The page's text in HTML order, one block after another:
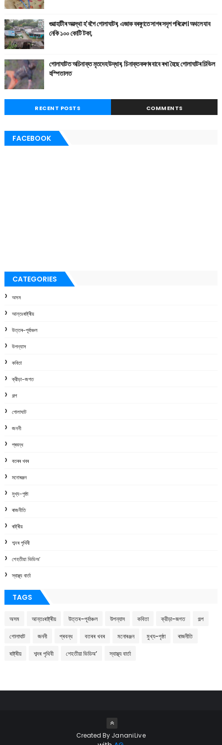
গুৱাহাটীৰ অৱস্থা হ'বগৈ গোলাঘাটৰ, এজাক বৰষুণতে সাগৰ সদৃশ পৰিৱেশ। অথলে যাব
নেকি ১০০ কোটি টকা,
গোলাঘাটত অচিনাক্ত মৃতদেহ উদ্ধাৰ, চিনাক্তকৰণৰ বাবে ৰখা হৈছে গোলাঘাটৰ চিভিল
হস্পিতালত
RECENT POSTS COMMENTS
FACEBOOK
CATEGORIES
অসম
আন্তঃৰাষ্ট্ৰীয়
উত্তৰ-পূৰ্বাঞ্চল
উপন্যাস
কবিতা
ক্রীড়া-জগত
গল্প
গোলাঘাট
জননী
প্ৰবন্ধ
বতৰৰ খবৰ
মনোৰঞ্জন
মুখ্য-পৃষ্ঠা
ৰাজনীতি
ৰাষ্ট্ৰীয়
শব্দৰ পৃথিবী
শেহতীয়া ভিডিঅ’
স্বাস্থ্য বাৰ্তা
TAGS
অসম আন্তঃৰাষ্ট্ৰীয় উত্তৰ-পূৰ্বাঞ্চল উপন্যাস কবিতা ক্রীড়া-জগত গল্প
গোলাঘাট জননী প্ৰবন্ধ বতৰৰ খবৰ মনোৰঞ্জন মুখ্য-পৃষ্ঠা ৰাজনীতি
ৰাষ্ট্ৰীয় শব্দৰ পৃথিবী শেহতীয়া ভিডিঅ’ স্বাস্থ্য বাৰ্তা
Created By JananiLive